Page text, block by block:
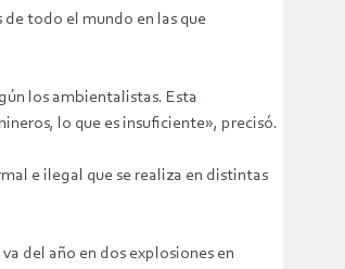
todo el mundo en las que
los ambientalistas. Esta
lo que es insuficiente», precisó.
e ilegal que se realiza en distintas
del año en dos explosiones en